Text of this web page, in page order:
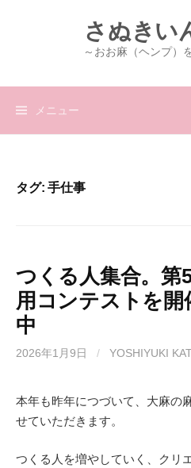
ツ
さぬきい
～おお麻（ヘンプ）
メニュー
タグ:手仕事
つくる人集合。第
用コンテストを開
中
2026年1月9日 / YOSHIYUKI
本年も昨年につづいて、大麻の
せていただきます。
つくる人を増やしていく、クリ